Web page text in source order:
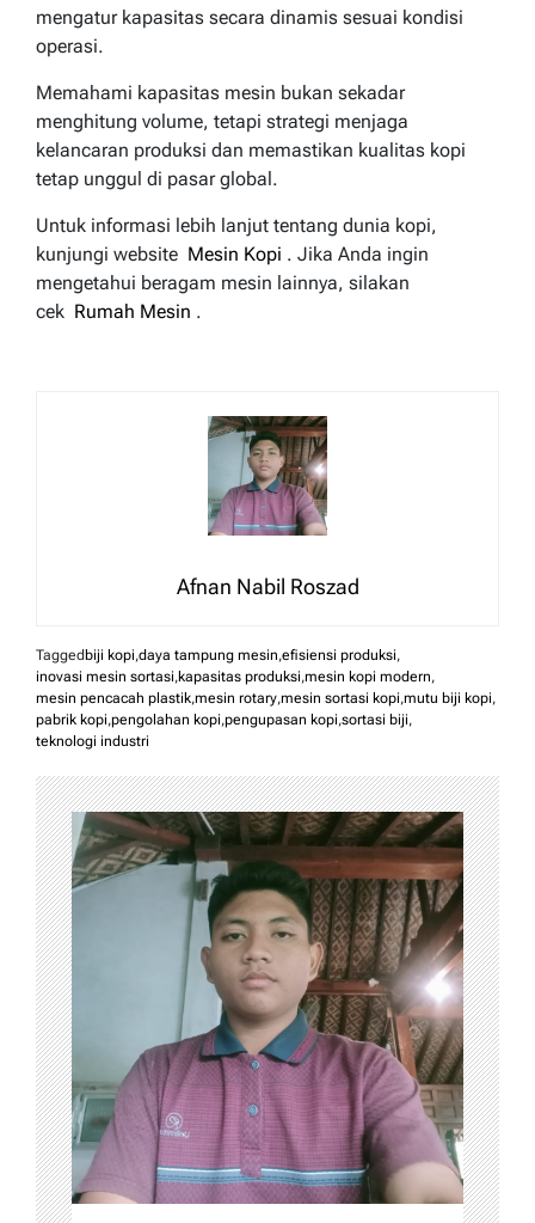
mengatur kapasitas secara dinamis sesuai kondisi
operasi.
Memahami kapasitas mesin bukan sekadar
menghitung volume, tetapi strategi menjaga
kelancaran produksi dan memastikan kualitas kopi
tetap unggul di pasar global.
Untuk informasi lebih lanjut tentang dunia kopi,
kunjungi website Mesin Kopi . Jika Anda ingin
mengetahui beragam mesin lainnya, silakan
cek Rumah Mesin .
Afnan Nabil Roszad
Taggedbiji kopi,daya tampung mesin,efisiensi produksi,
inovasi mesin sortasi,kapasitas produksi,mesin kopi modern,
mesin pencacah plastik,mesin rotary,mesin sortasi kopi,mutu biji kopi,
pabrik kopi,pengolahan kopi,pengupasan kopi,sortasi biji,
teknologi industri